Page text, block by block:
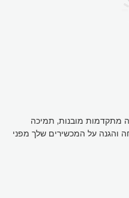
מתקדמות מובנות, תמיכה
והגנה על המכשירים שלך מפני